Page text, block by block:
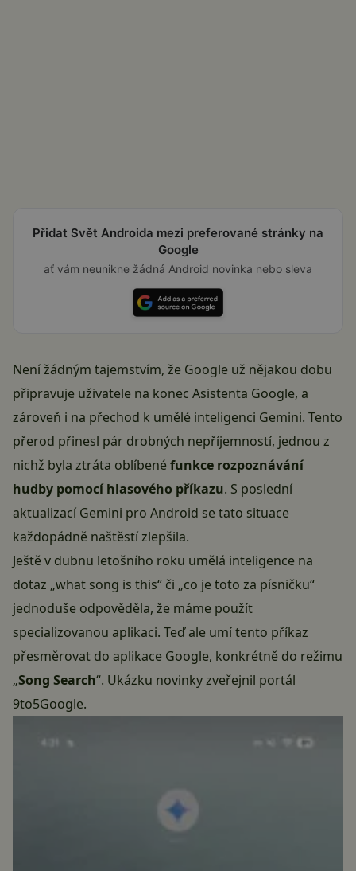
Přidat Svět Androida mezi preferované stránky na
Google
ať vám neunikne žádná Android novinka nebo sleva
Není žádným tajemstvím, že Google už nějakou dobu
připravuje uživatele na konec Asistenta Google, a
zároveň i na přechod k umělé inteligenci Gemini. Tento
přerod přinesl pár drobných nepříjemností, jednou z
nichž byla ztráta oblíbenéfunkce rozpoznávání
hudby pomocí hlasového příkazu. S poslední
aktualizací Gemini pro Android se tato situace
každopádně naštěstí zlepšila.
Ještě v dubnu letošního roku umělá inteligence na
dotaz „what song is this“ či „co je toto za písničku“
jednoduše odpověděla, že máme použít
specializovanou aplikaci. Teď ale umí tento příkaz
přesměrovat do aplikace Google, konkrétně do režimu
„Song Search“. Ukázku novinky zveřejnil portál
9to5Google.